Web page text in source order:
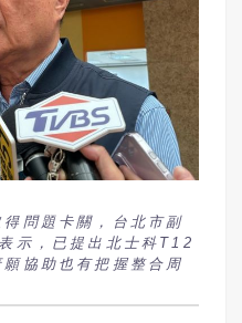
問題卡關，台北市副
示，已提出北士科T12
協助也有把握整合周